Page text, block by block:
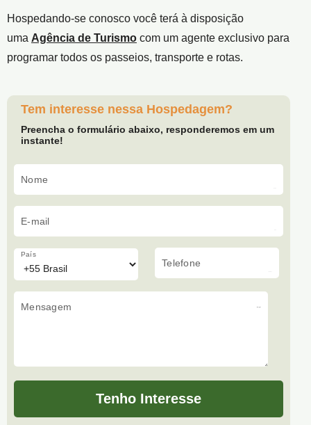
Hospedando-se conosco você terá à disposição
uma Agência de Turismo com um agente exclusivo para
programar todos os passeios, transporte e rotas.
Tem interesse nessa Hospedagem?
Preencha o formulário abaixo, responderemos em um
instante!
Nome
E-mail
País
Telefone
Mensagem
Tenho Interesse